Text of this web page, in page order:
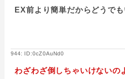
EX前より簡単だからどうで
944: ID:0cZ0AuNd0
わざわざ倒しちゃいけないの